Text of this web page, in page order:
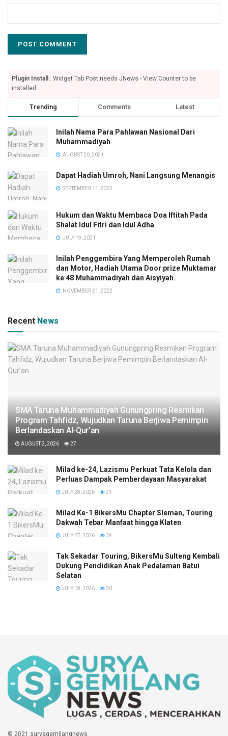
Plugin Install
: Widget Tab Post needs JNews - View Counter to be
installed
Trending Comments Latest
Inilah Nama Para Pahlawan Nasional Dari
Muhammadiyah
AUGUST 20, 2021
Dapat Hadiah Umroh, Nani Langsung Menangis
SEPTEMBER 11, 2022
Hukum dan Waktu Membaca Doa Iftitah Pada
Shalat Idul Fitri dan Idul Adha
JULY 19, 2021
Inilah Penggembira Yang Memperoleh Rumah
dan Motor, Hadiah Utama Door prize Muktamar
ke 48 Muhammadiyah dan Aisyiyah.
NOVEMBER 21, 2022
Recent News
SMA Taruna Muhammadiyah Gunungpring Resmikan
Program Tahfidz, Wujudkan Taruna Berjiwa Pemimpin
Berlandaskan Al-Qur’an
AUGUST 2, 2026 27
Milad ke-24, Lazismu Perkuat Tata Kelola dan
Perluas Dampak Pemberdayaan Masyarakat
JULY 28, 2026 21
Milad Ke-1 BikersMu Chapter Sleman, Touring
Dakwah Tebar Manfaat hingga Klaten
JULY 27, 2026 34
Tak Sekadar Touring, BikersMu Sulteng Kembali
Dukung Pendidikan Anak Pedalaman Batui
Selatan
JULY 18, 2026 30
© 2021 suryagemilangnews